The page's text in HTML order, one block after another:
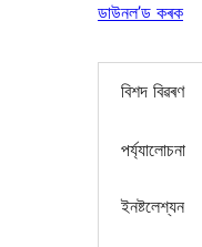
ডাউনল’ড কৰক
বিশদ বিৱৰণ
পৰ্য্যালোচনা
ইনষ্টলেশ্যন